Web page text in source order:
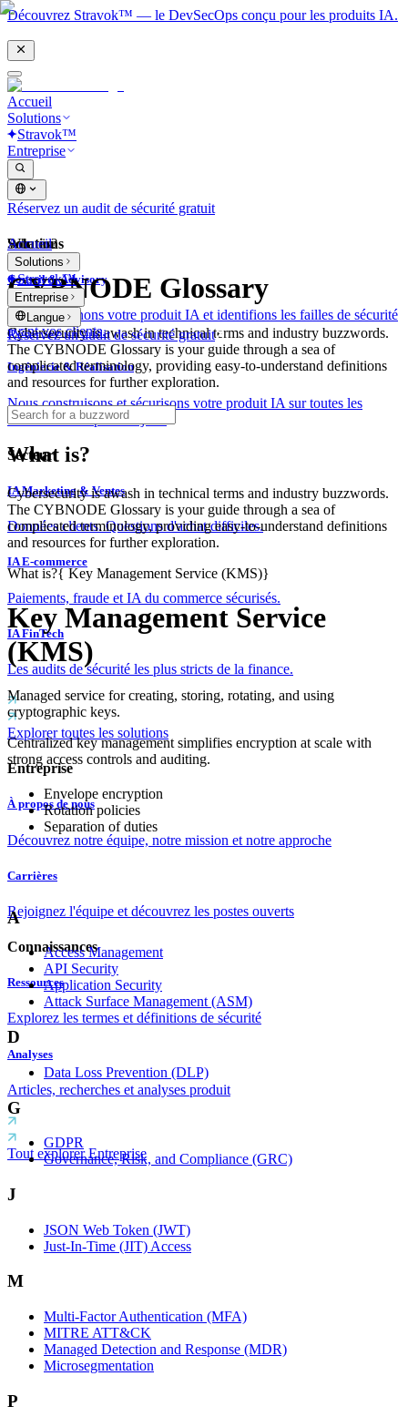
Découvrez Stravok™ — le DevSecOps conçu pour les produits IA.
Accueil
Solutions
Stravok™
Entreprise
Réservez un audit de sécurité gratuit
Solutions
Conseil & Advisory
Nous examinons votre produit IA et identifions les failles de sécurité
avant vos clients.
Ingénierie & Réalisation
Nous construisons et sécurisons votre produit IA sur toutes les
couches dès le premier jour.
Secteur
IA Marketing & Ventes
Données clients. Questions d'achat difficiles.
IA E-commerce
Paiements, fraude et IA du commerce sécurisés.
IA FinTech
Les audits de sécurité les plus stricts de la finance.
Explorer toutes les solutions
Entreprise
À propos de nous
Découvrez notre équipe, notre mission et notre approche
Carrières
Rejoignez l'équipe et découvrez les postes ouverts
Connaissances
Ressources
Explorez les termes et définitions de sécurité
Analyses
Articles, recherches et analyses produit
Tout explorer Entreprise
Accueil
Solutions
Stravok™
Entreprise
Langue
Réservez un audit de sécurité gratuit
What is?
CYBNODE Glossary
Cybersecurity is awash in technical terms and industry buzzwords.
The CYBNODE Glossary is your guide through a sea of
complicated terminology, providing easy-to-understand definitions
and resources for further exploration.
What is?
Cybersecurity is awash in technical terms and industry buzzwords.
The CYBNODE Glossary is your guide through a sea of
complicated terminology, providing easy-to-understand definitions
and resources for further exploration.
What is?{ Key Management Service (KMS)}
Key Management Service
(KMS)
Managed service for creating, storing, rotating, and using
cryptographic keys.
Centralized key management simplifies encryption at scale with
strong access controls and auditing.
Envelope encryption
Rotation policies
Separation of duties
A
Access Management
API Security
Application Security
Attack Surface Management (ASM)
D
Data Loss Prevention (DLP)
G
GDPR
Governance, Risk, and Compliance (GRC)
J
JSON Web Token (JWT)
Just-In-Time (JIT) Access
M
Multi-Factor Authentication (MFA)
MITRE ATT&CK
Managed Detection and Response (MDR)
Microsegmentation
P